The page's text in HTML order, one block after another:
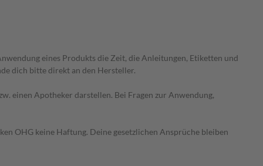
eines Produkts die Zeit, die Anleitungen, Etiketten und
dich bitte direkt an den Hersteller.
einen Apotheker darstellen. Bei Fragen zur Anwendung,
OHG keine Haftung. Deine gesetzlichen Ansprüche bleiben